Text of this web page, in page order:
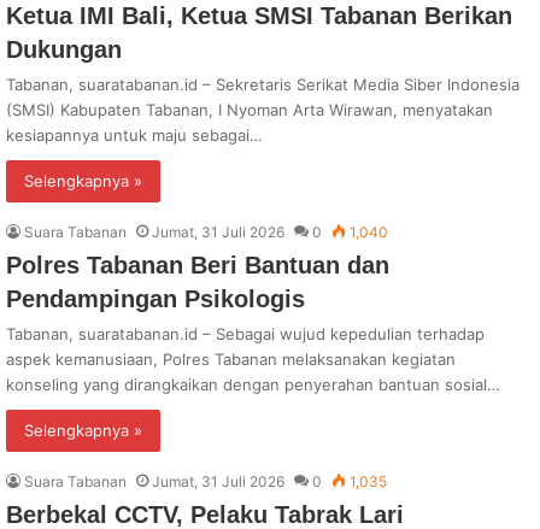
Ketua IMI Bali, Ketua SMSI Tabanan Berikan
Dukungan
Tabanan, suaratabanan.id – Sekretaris Serikat Media Siber Indonesia
(SMSI) Kabupaten Tabanan, I Nyoman Arta Wirawan, menyatakan
kesiapannya untuk maju sebagai…
Selengkapnya »
Suara Tabanan Jumat, 31 Juli 2026 0 1,040
Polres Tabanan Beri Bantuan dan
Pendampingan Psikologis
Tabanan, suaratabanan.id – Sebagai wujud kepedulian terhadap
aspek kemanusiaan, Polres Tabanan melaksanakan kegiatan
konseling yang dirangkaikan dengan penyerahan bantuan sosial…
Selengkapnya »
Suara Tabanan Jumat, 31 Juli 2026 0 1,035
Berbekal CCTV, Pelaku Tabrak Lari